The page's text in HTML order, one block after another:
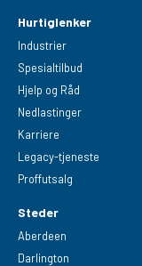
Hurtiglenker
Industrier
Spesialtilbud
Hjelp og Råd
Nedlastinger
Karriere
Legacy-tjeneste
Proffutsalg
Steder
Aberdeen
Darlington